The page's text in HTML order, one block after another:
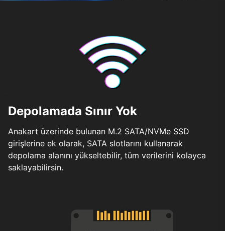
Depolamada Sınır Yok
Anakart üzerinde bulunan M.2 SATA/NVMe SSD
girişlerine ek olarak, SATA slotlarını kullanarak
depolama alanını yükseltebilir, tüm verilerini kolayca
saklayabilirsin.